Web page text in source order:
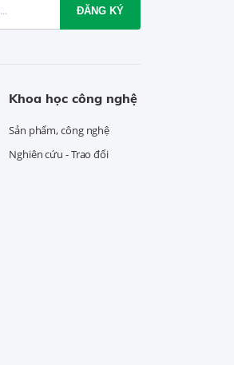
ĐĂNG KÝ
Khoa học công nghệ
Sản phẩm, công nghệ
Nghiên cứu - Trao đổi